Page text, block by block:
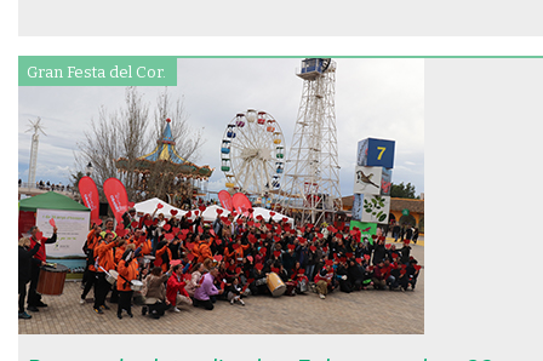
Gran Festa del Cor.